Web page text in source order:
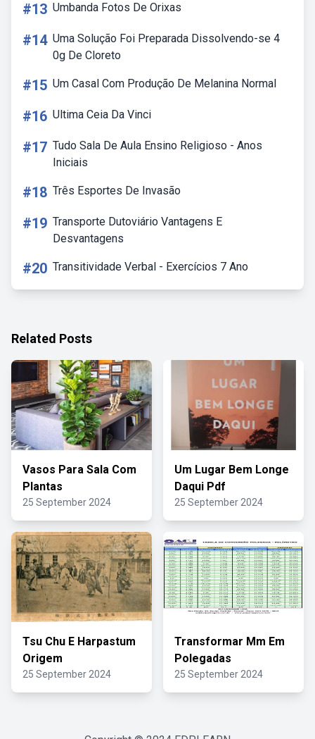
#13 Umbanda Fotos De Orixas
#14 Uma Solução Foi Preparada Dissolvendo-se 4
0g De Cloreto
#15 Um Casal Com Produção De Melanina Normal
#16 Ultima Ceia Da Vinci
#17 Tudo Sala De Aula Ensino Religioso - Anos
Iniciais
#18 Três Esportes De Invasão
#19 Transporte Dutoviário Vantagens E
Desvantagens
#20 Transitividade Verbal - Exercícios 7 Ano
Related Posts
Vasos Para Sala Com
Plantas
25 September 2024
Um Lugar Bem Longe
Daqui Pdf
25 September 2024
Tsu Chu E Harpastum
Origem
25 September 2024
Transformar Mm Em
Polegadas
25 September 2024